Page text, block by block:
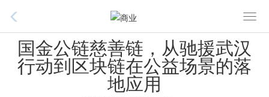
o
国金公链慈善链，从驰援武汉
行动到区块链在公益场景的落
地应用